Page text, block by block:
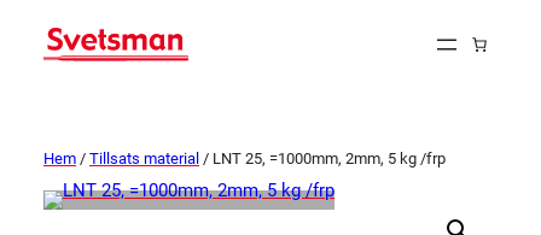
Hem / Tillsats material / LNT 25, =1000mm, 2mm, 5 kg /frp